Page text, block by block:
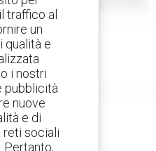
alla ricerca.
traffico al
un
qualità e
i nostri
pubblicità
nuove
e di
reti sociali
Pertanto,